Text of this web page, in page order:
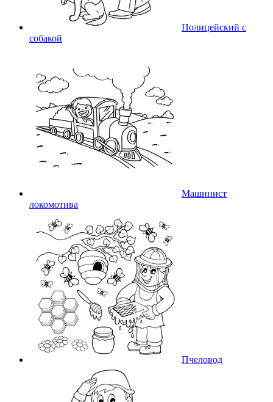
Полицейский с
собакой
Машинист
локомотива
Пчеловод